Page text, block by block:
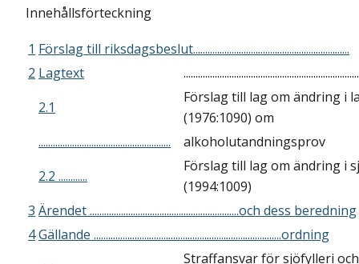
Innehållsförteckning
1 Förslag till riksdagsbeslut.................................................................
2 Lagtext
2.1
Förslag till lag om ändring i
(1976:1090) om
.......................................................
alkoholutandningsprov
2.2 ............
Förslag till lag om ändring i
(1994:1009)
3 Ärendet ..............................................................och dess beredning
4Gällande ..............................................................................ordning
Straffansvar för sjöfylleri